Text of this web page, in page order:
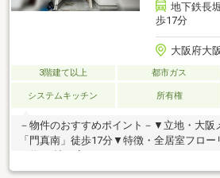
地下鉄長
歩17分
大阪府大
3階建て以上 都市ガス
システムキッチン 所有権
－物件のおすすめポイント－▼立地・大阪
「門真南」徒歩17分▼特徴・全居室フロー
階部分にLDKと水回りを集約・キッチンと